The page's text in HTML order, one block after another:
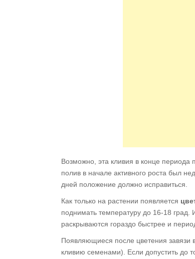
Возможно, эта кливия в конце периода
полив в начале активного роста был
дней положение должно исправиться.
Как только на растении появляется
поднимать температуру до 16-18 град.
раскрываются гораздо быстрее и
Появляющиеся после цветения завязи
кливию семенами). Если допустить до